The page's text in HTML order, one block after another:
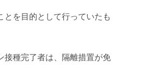
を目的として行っていたも
接種完了者は、隔離措置が免